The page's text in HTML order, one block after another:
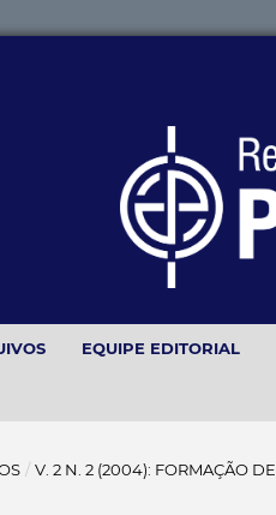
EQUIPE EDITORIAL
/ V. 2 N. 2 (2004): FORMAÇÃO